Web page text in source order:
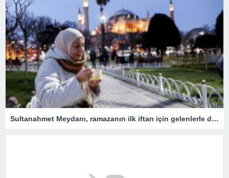
Sultanahmet Meydanı, ramazanın ilk iftarı için gelenlerle doldu